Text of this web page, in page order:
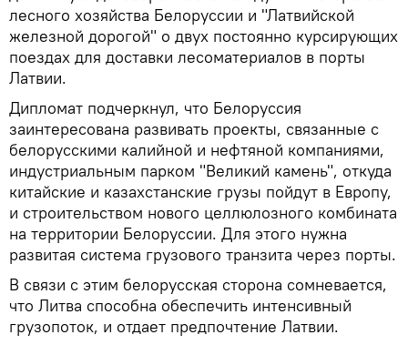
лесного хозяйства Белоруссии и "Латвийской
железной дорогой" о двух постоянно курсирующих
поездах для доставки лесоматериалов в порты
Латвии.
Дипломат подчеркнул, что Белоруссия
заинтересована развивать проекты, связанные с
белорусскими калийной и нефтяной компаниями,
индустриальным парком "Великий камень", откуда
китайские и казахстанские грузы пойдут в Европу,
и строительством нового целлюлозного комбината
на территории Белоруссии. Для этого нужна
развитая система грузового транзита через порты.
В связи с этим белорусская сторона сомневается,
что Литва способна обеспечить интенсивный
грузопоток, и отдает предпочтение Латвии.